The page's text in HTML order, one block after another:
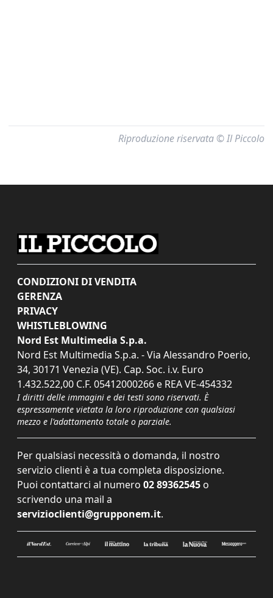
Riproduzione riservata © Il Piccolo
CONDIZIONI DI VENDITA
GERENZA
PRIVACY
WHISTLEBLOWING
Nord Est Multimedia S.p.a.
Nord Est Multimedia S.p.a. - Via Alessandro Poerio,
34, 30171 Venezia (VE). Cap. Soc. i.v. Euro
1.432.522,00 C.F. 05412000266 e REA VE-454332
I diritti delle immagini e dei testi sono riservati. È
espressamente vietata la loro riproduzione con qualsiasi
mezzo e l'adattamento totale o parziale.
Per qualsiasi necessità o domanda, il nostro
servizio clienti è a tua completa disposizione.
Puoi contattarci al numero 02 89362545 o
scrivendo una mail a
servizioclienti@grupponem.it.